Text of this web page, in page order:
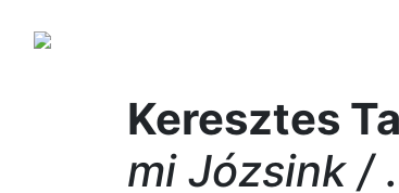
Keresztes
mi Józsink /